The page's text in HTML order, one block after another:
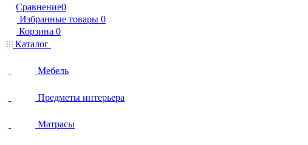
Сравнение0
Избранные товары 0
Корзина 0
Каталог
Мебель
Предметы интерьера
Матрасы